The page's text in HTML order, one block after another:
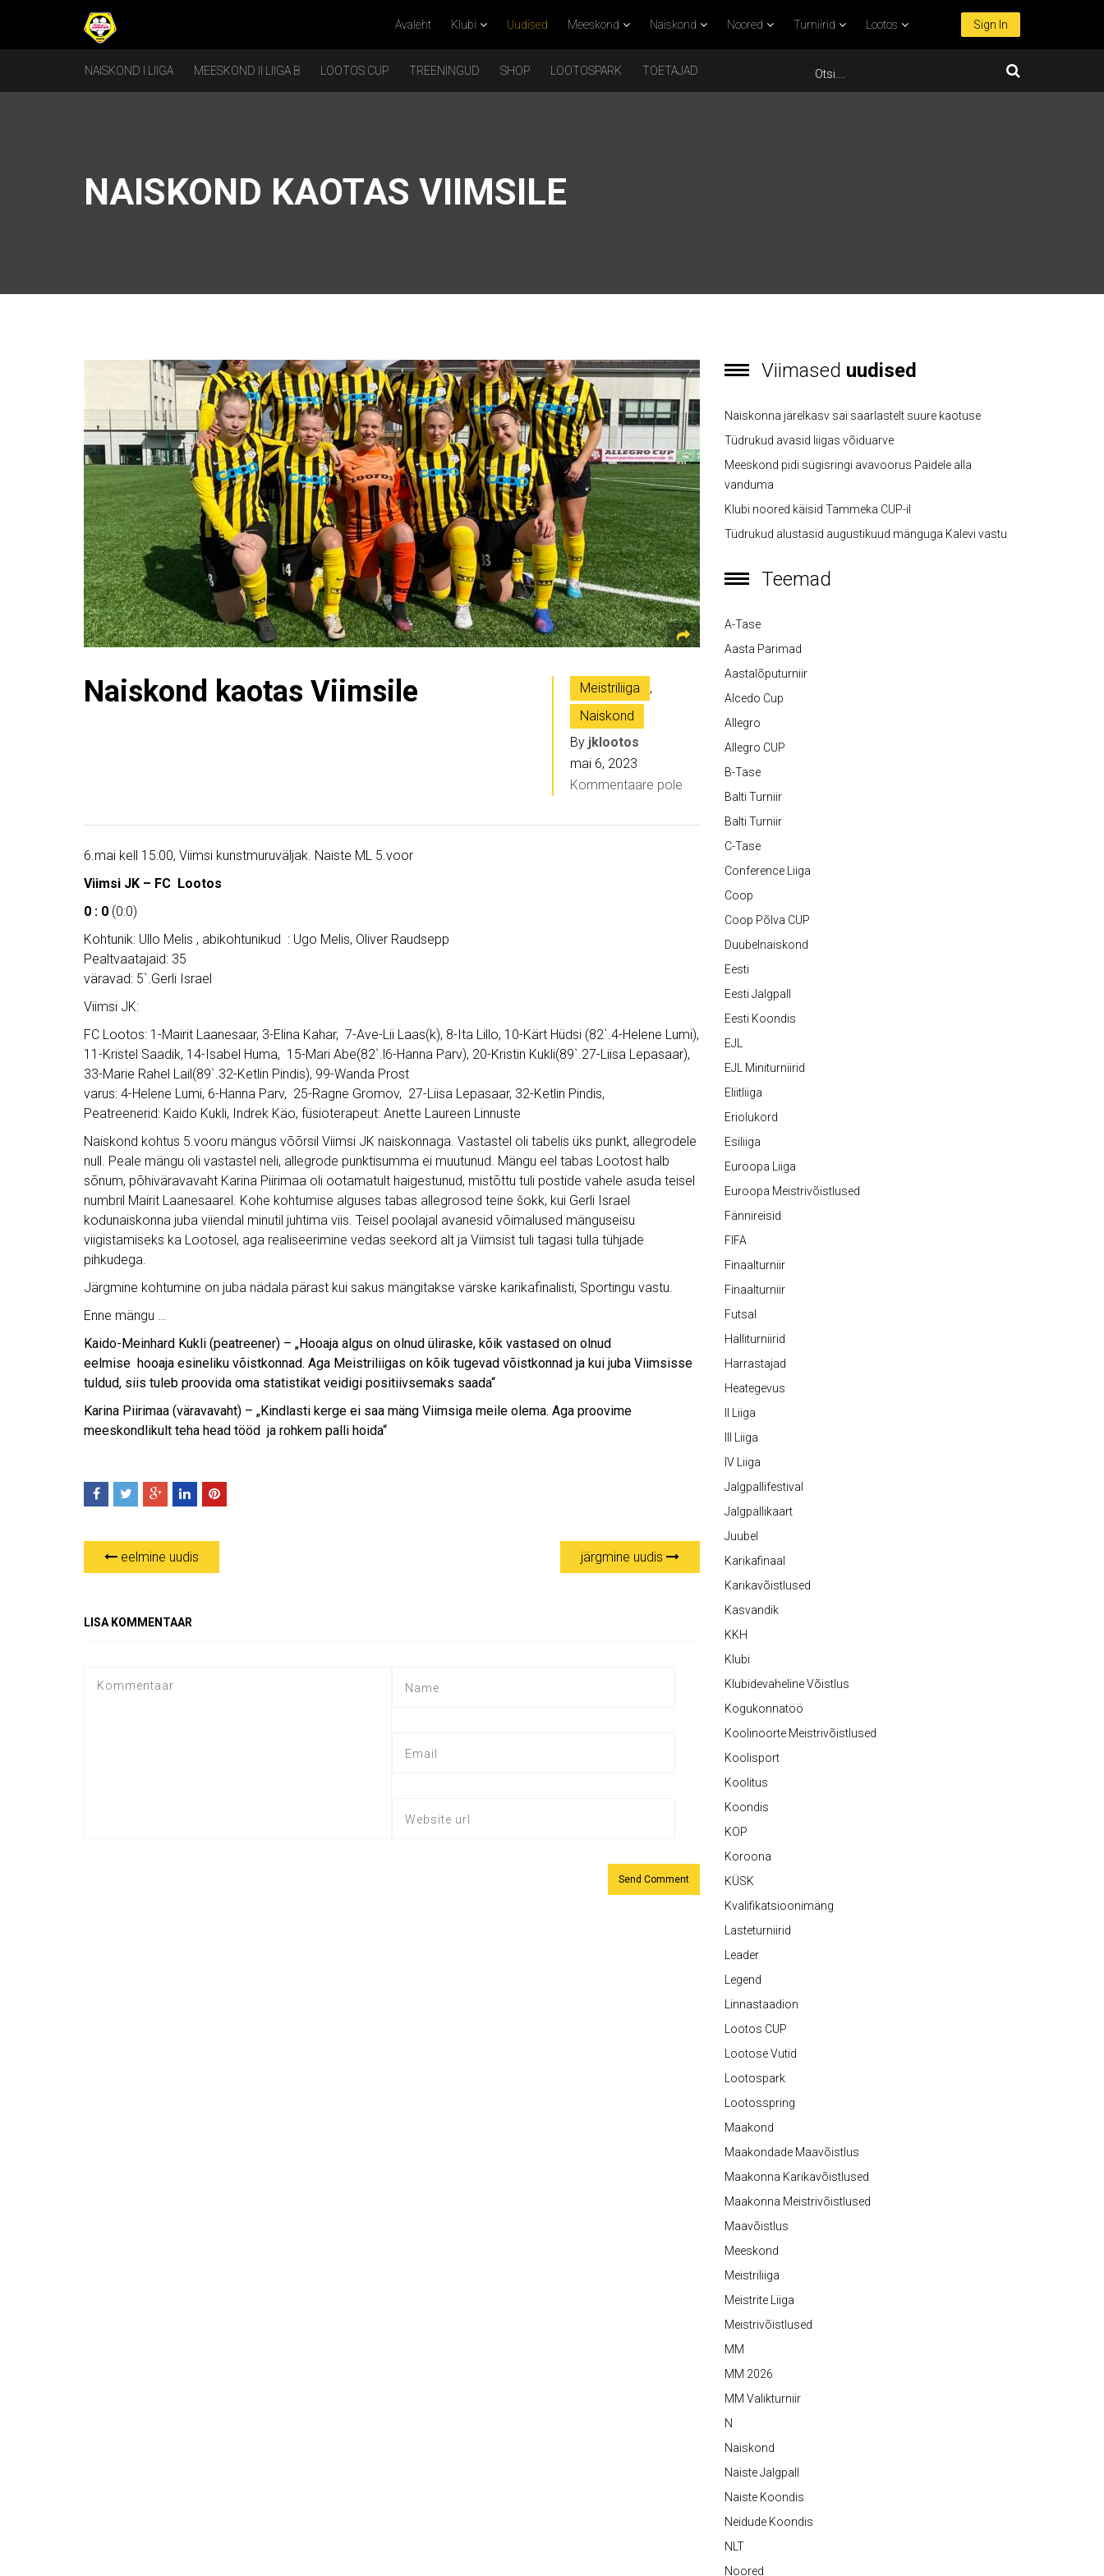
Avaleht Klubi Uudised Meeskond Naiskond Noored Turniirid Lootos Sign In
NAISKOND I LIIGA MEESKOND II LIIGA B LOOTOS CUP TREENINGUD SHOP LOOTOSPARK TOETAJAD
NAISKOND KAOTAS VIIMSILE
Naiskond kaotas Viimsile Meistriliiga
,
Naiskond
By jklootos
mai 6, 2023
Kommentaare pole
6.mai kell 15:00, Viimsi kunstmuruväljak. Naiste ML 5.voor
Viimsi JK – FC Lootos
0 : 0 (0:0)
Kohtunik: Ullo Melis , abikohtunikud : Ugo Melis, Oliver Raudsepp
Pealtvaatajaid: 35
väravad: 5`.Gerli Israel
Viimsi JK:
FC Lootos: 1-Mairit Laanesaar, 3-Elina Kahar, 7-Ave-Lii Laas(k), 8-Ita Lillo, 10-Kärt Hüdsi (82`.4-Helene Lumi),
11-Kristel Saadik, 14-Isabel Huma, 15-Mari Abe(82`.l6-Hanna Parv), 20-Kristin Kukli(89`.27-Liisa Lepasaar),
33-Marie Rahel Lail(89`.32-Ketlin Pindis), 99-Wanda Prost
varus: 4-Helene Lumi, 6-Hanna Parv, 25-Ragne Gromov, 27-Liisa Lepasaar, 32-Ketlin Pindis,
Peatreenerid: Kaido Kukli, Indrek Käo, füsioterapeut: Anette Laureen Linnuste
Naiskond kohtus 5.vooru mängus võõrsil Viimsi JK naiskonnaga. Vastastel oli tabelis üks punkt, allegrodele
null. Peale mängu oli vastastel neli, allegrode punktisumma ei muutunud. Mängu eel tabas Lootost halb
sõnum, põhiväravavaht Karina Piirimaa oli ootamatult haigestunud, mistõttu tuli postide vahele asuda teisel
numbril Mairit Laanesaarel. Kohe kohtumise alguses tabas allegrosod teine šokk, kui Gerli Israel
kodunaiskonna juba viiendal minutil juhtima viis. Teisel poolajal avanesid võimalused mänguseisu
viigistamiseks ka Lootosel, aga realiseerimine vedas seekord alt ja Viimsist tuli tagasi tulla tühjade
pihkudega.
Järgmine kohtumine on juba nädala pärast kui sakus mängitakse värske karikafinalisti, Sportingu vastu.
Enne mängu …
Kaido-Meinhard Kukli (peatreener) – „Hooaja algus on olnud üliraske, kõik vastased on olnud
eelmise hooaja esineliku võistkonnad. Aga Meistriliigas on kõik tugevad võistkonnad ja kui juba Viimsisse
tuldud, siis tuleb proovida oma statistikat veidigi positiivsemaks saada“
Karina Piirimaa (väravavaht) – „Kindlasti kerge ei saa mäng Viimsiga meile olema. Aga proovime
meeskondlikult teha head tööd ja rohkem palli hoida“
eelmine uudis järgmine uudis
LISA KOMMENTAAR
Viimased uudised
Naiskonna järelkasv sai saarlastelt suure kaotuse
Tüdrukud avasid liigas võiduarve
Meeskond pidi sügisringi avavoorus Paidele alla
vanduma
Klubi noored käisid Tammeka CUP-il
Tüdrukud alustasid augustikuud mänguga Kalevi vastu
Teemad
A-Tase
Aasta Parimad
Aastalõputurniir
Alcedo Cup
Allegro
Allegro CUP
B-Tase
Balti Turniir
Balti Turniir
C-Tase
Conference Liiga
Coop
Coop Põlva CUP
Duubelnaiskond
Eesti
Eesti Jalgpall
Eesti Koondis
EJL
EJL Miniturniirid
Eliitliiga
Eriolukord
Esiliiga
Euroopa Liiga
Euroopa Meistrivõistlused
Fännireisid
FIFA
Finaalturniir
Finaalturniir
Futsal
Halliturniirid
Harrastajad
Heategevus
II Liiga
III Liiga
IV Liiga
Jalgpallifestival
Jalgpallikaart
Juubel
Karikafinaal
Karikavõistlused
Kasvandik
KKH
Klubi
Klubidevaheline Võistlus
Kogukonnatöö
Koolinoorte Meistrivõistlused
Koolisport
Koolitus
Koondis
KOP
Koroona
KÜSK
Kvalifikatsioonimäng
Lasteturniirid
Leader
Legend
Linnastaadion
Lootos CUP
Lootose Vutid
Lootospark
Lootosspring
Maakond
Maakondade Maavõistlus
Maakonna Karikavõistlused
Maakonna Meistrivõistlused
Maavõistlus
Meeskond
Meistriliiga
Meistrite Liiga
Meistrivõistlused
MM
MM 2026
MM Valikturniir
N
Naiskond
Naiste Jalgpall
Naiste Koondis
Neidude Koondis
NLT
Noored